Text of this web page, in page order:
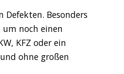
Besonders
noch einen
KFZ oder ein
ohne großen